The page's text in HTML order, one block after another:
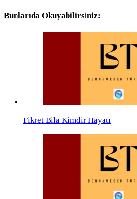
Bunlarıda Okuyabilirsiniz:
Fikret Bila Kimdir Hayatı